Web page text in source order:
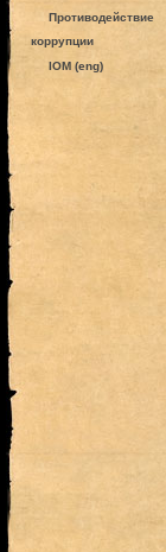
Противодействие
коррупции
IOM (eng)